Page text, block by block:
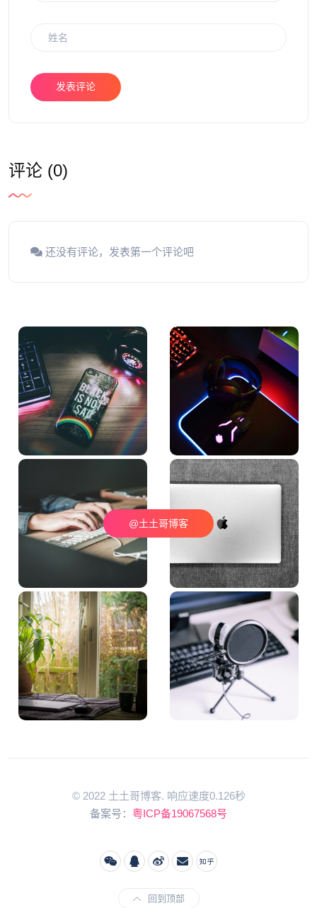
发表评论
评论 (0)
还没有评论，发表第一个评论吧
@土土哥博客
© 2022 土土哥博客. 响应速度0.126秒
备案号： 粤ICP备19067568号
回到顶部